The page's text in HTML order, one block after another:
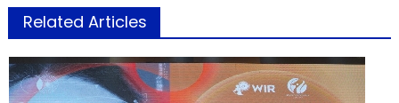
Related Articles